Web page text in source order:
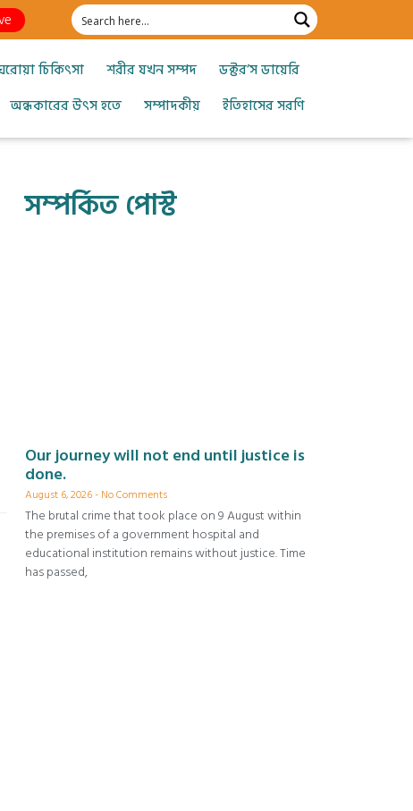
চিকিৎসা শরীর যখন সম্পদ
ডক্টর’স ডায়েরি
অন্ধকারের উৎস হতে সম্পাদকীয় ইতিহাসের সরণি
সম্পর্কিত পোস্ট
Our journey will not end until justice is
done.
August 6, 2026 No Comments
The brutal crime that took place on 9 August within
the premises of a government hospital and
educational institution remains without justice. Time
has passed,